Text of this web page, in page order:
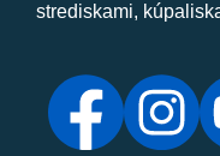
strediskami,